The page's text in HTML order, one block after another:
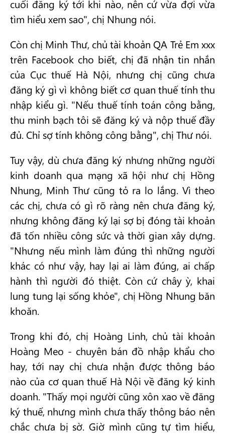
cuối đăng ký tới khi nào, nên cứ vừa đợi vừa
tìm hiểu xem sao", chị Nhung nói.
Còn chị Minh Thư, chủ tài khoản QA Trẻ Em xxx
trên Facebook cho biết, chị đã nhận tin nhắn
của Cục thuế Hà Nội, nhưng chị cũng chưa
đăng ký gì vì không biết cơ quan thuế tính thu
nhập kiểu gì. "Nếu thuế tính toán công bằng,
thu minh bạch tôi sẽ đăng ký và nộp thuế đầy
đủ. Chỉ sợ tính không công bằng", chị Thư nói.
Tuy vậy, dù chưa đăng ký nhưng những người
kinh doanh qua mạng xã hội như chị Hồng
Nhung, Minh Thư cũng tỏ ra lo lắng. Vì theo
các chị, chưa có gì rõ ràng nên chưa đăng ký,
nhưng không đăng ký lại sợ bị đóng tài khoản
đã tốn nhiều công sức và thời gian xây dựng.
"Nhưng nếu mình làm đúng thì những người
khác có như vậy, hay lại ai làm đúng, ai chấp
hành thì người đó thiệt. Còn cứ chây ỳ, khai
lung tung lại sống khỏe", chị Hồng Nhung băn
khoăn.
Trong khi đó, chị Hoàng Linh, chủ tài khoản
Hoàng Meo - chuyên bán đồ nhập khẩu cho
hay, tới nay chị chưa nhận được thông báo
nào của cơ quan thuế Hà Nội về đăng ký kinh
doanh. "Thấy mọi người cũng xôn xao về đăng
ký thuế, nhưng mình chưa thấy thông báo nên
chắc chưa bị sờ. Giờ mình cũng tự tìm hiểu,